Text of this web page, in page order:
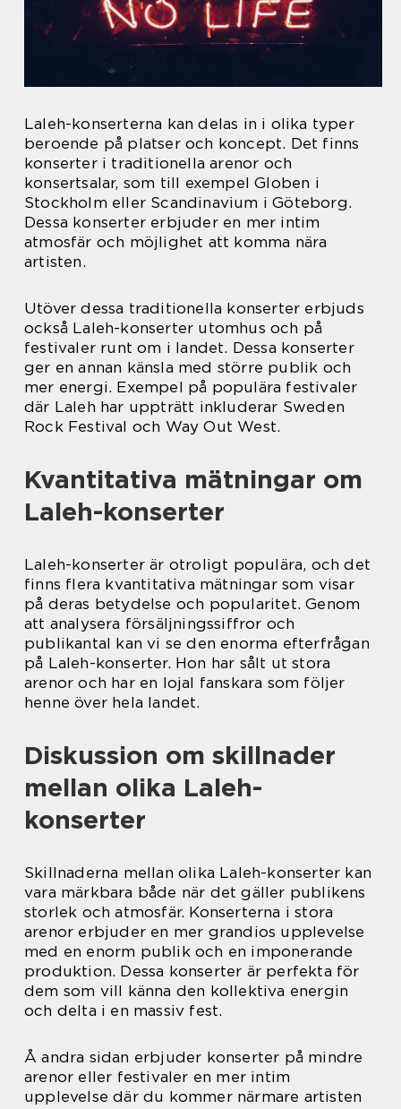
Laleh-konserterna kan delas in i olika typer
beroende på platser och koncept. Det finns
konserter i traditionella arenor och
konsertsalar, som till exempel Globen i
Stockholm eller Scandinavium i Göteborg.
Dessa konserter erbjuder en mer intim
atmosfär och möjlighet att komma nära
artisten.
Utöver dessa traditionella konserter erbjuds
också Laleh-konserter utomhus och på
festivaler runt om i landet. Dessa konserter
ger en annan känsla med större publik och
mer energi. Exempel på populära festivaler
där Laleh har uppträtt inkluderar Sweden
Rock Festival och Way Out West.
Kvantitativa mätningar om
Laleh-konserter
Laleh-konserter är otroligt populära, och det
finns flera kvantitativa mätningar som visar
på deras betydelse och popularitet. Genom
att analysera försäljningssiffror och
publikantal kan vi se den enorma efterfrågan
på Laleh-konserter. Hon har sålt ut stora
arenor och har en lojal fanskara som följer
henne över hela landet.
Diskussion om skillnader
mellan olika Laleh-
konserter
Skillnaderna mellan olika Laleh-konserter kan
vara märkbara både när det gäller publikens
storlek och atmosfär. Konserterna i stora
arenor erbjuder en mer grandios upplevelse
med en enorm publik och en imponerande
produktion. Dessa konserter är perfekta för
dem som vill känna den kollektiva energin
och delta i en massiv fest.
Å andra sidan erbjuder konserter på mindre
arenor eller festivaler en mer intim
upplevelse där du kommer närmare artisten